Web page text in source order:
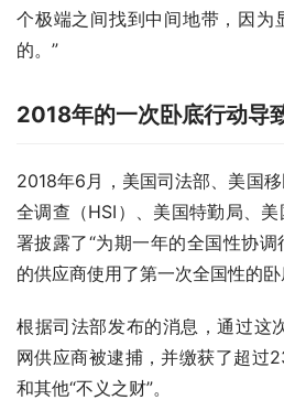
个极端之间找到中间地带，因为
的。”
2018年的一次卧底行动导
2018年6月，美国司法部、美国
全调查（HSI）、美国特勤局、
署披露了“为期一年的全国性协
的供应商使用了第一次全国性的卧
根据司法部发布的消息，通过这
网供应商被逮捕，并缴获了超过
和其他“不义之财”。